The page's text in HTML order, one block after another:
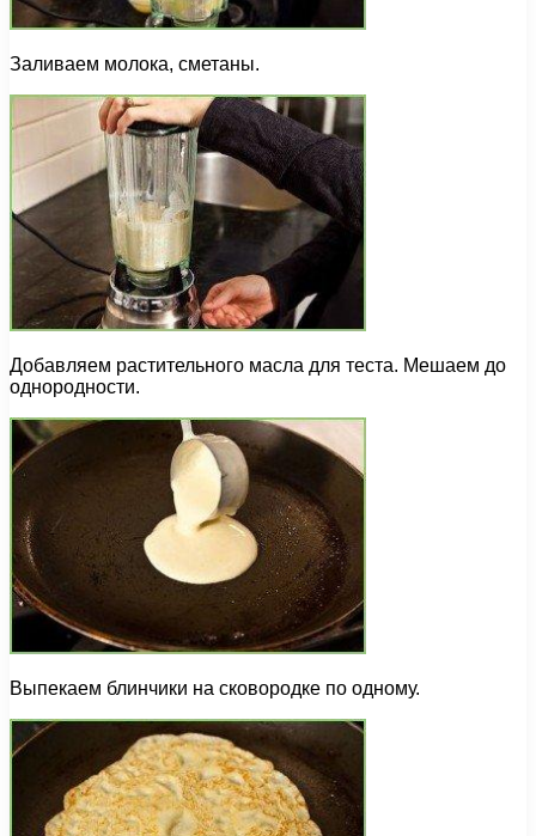
Заливаем молока, сметаны.
Добавляем растительного масла для теста. Мешаем до
однородности.
Выпекаем блинчики на сковородке по одному.